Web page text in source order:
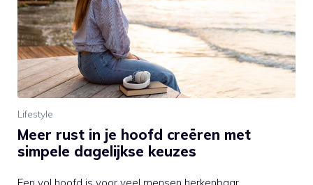
Lifestyle
Meer rust in je hoofd creëren met
simpele dagelijkse keuzes